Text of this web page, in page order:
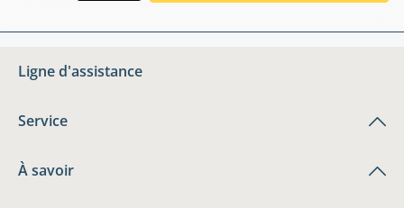
Ligne d'assistance
Service
À savoir